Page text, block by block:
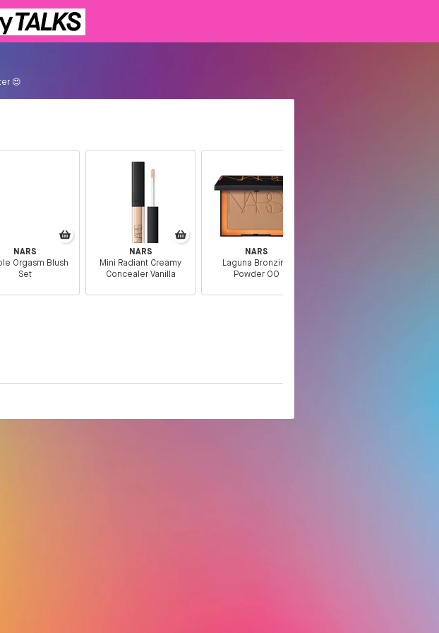
😍
NARS
Orgasm Blush
Set
NARS
Mini Radiant Creamy
Concealer Vanilla
NARS
Laguna Bronzing
Powder 00